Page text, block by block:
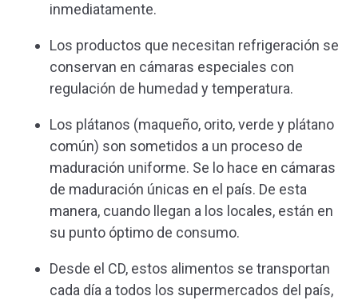
inmediatamente.
Los productos que necesitan refrigeración se
conservan en cámaras especiales con
regulación de humedad y temperatura.
Los plátanos (maqueño, orito, verde y plátano
común) son sometidos a un proceso de
maduración uniforme. Se lo hace en cámaras
de maduración únicas en el país. De esta
manera, cuando llegan a los locales, están en
su punto óptimo de consumo.
Desde el CD, estos alimentos se transportan
cada día a todos los supermercados del país,